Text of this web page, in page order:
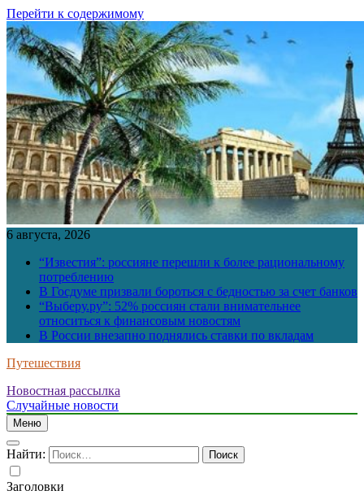
Перейти к содержимому
6 августа, 2026
“Известия”: россияне перешли к более рациональному
потреблению
В Госдуме призвали бороться с бедностью за счет банков
“Выберу.ру”: 52% россиян стали внимательнее
относиться к финансовым новостям
В России внезапно поднялись ставки по вкладам
Путешествия
Новостная рассылка
Случайные новости
Меню
Найти:
Заголовки